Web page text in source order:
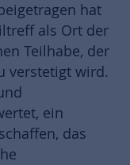
hat
als Ort der
Teilhabe, der
verstetigt wird.
ein
das